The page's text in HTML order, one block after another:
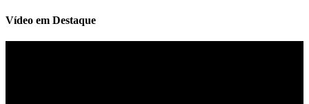
Vídeo em Destaque